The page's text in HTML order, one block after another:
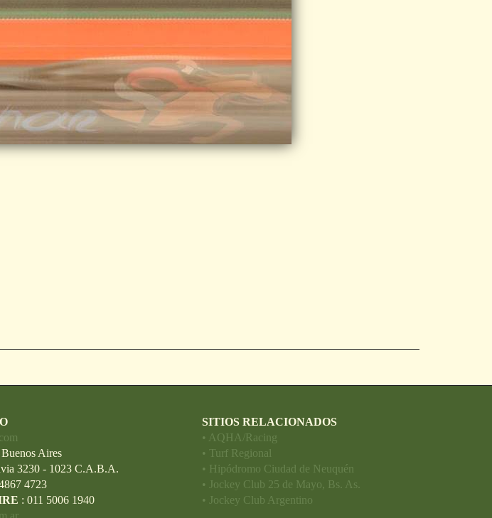
Aires
3230 - 1023 C.A.B.A.
4723
: 011 5006 1940
SITIOS RELACIONADOS
• AQHA/Racing
• Turf Regional
• Hipódromo Ciudad de Neuquén
• Jockey Club 25 de Mayo, Bs. As.
• Jockey Club Argentino